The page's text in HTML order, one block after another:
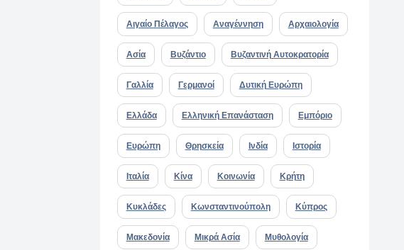
Αιγαίο Πέλαγος Αναγέννηση Αρχαιολογία
Ασία Βυζάντιο Βυζαντινή Αυτοκρατορία
Γαλλία Γερμανοί Δυτική Ευρώπη
Ελλάδα Ελληνική Επανάσταση Εμπόριο
Ευρώπη Θρησκεία Ινδία Ιστορία
Ιταλία Κίνα Κοινωνία Κρήτη
Κυκλάδες Κωνσταντινούπολη Κύπρος
Μακεδονία Μικρά Ασία Μυθολογία